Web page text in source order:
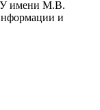
имени М.В.
и